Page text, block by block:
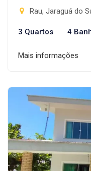
Rau, Jaraguá do
3 Quartos 4
Mais informações